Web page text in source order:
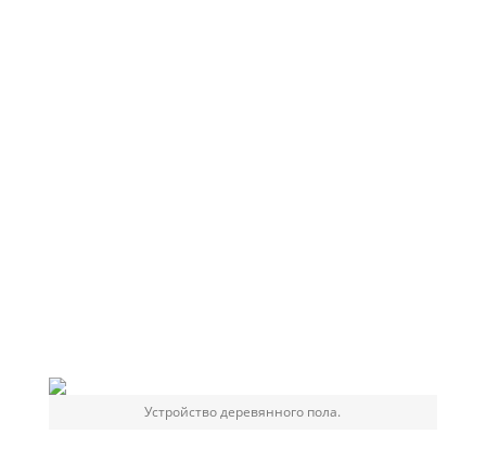
Устройство деревянного пола.